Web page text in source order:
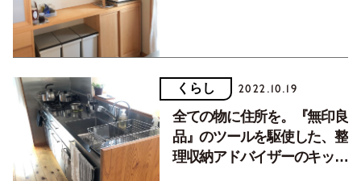
くらし 2022.10.19
全ての物に住所を。『無印良
品』のツールを駆使した、整
理収納アドバイザーのキッチ